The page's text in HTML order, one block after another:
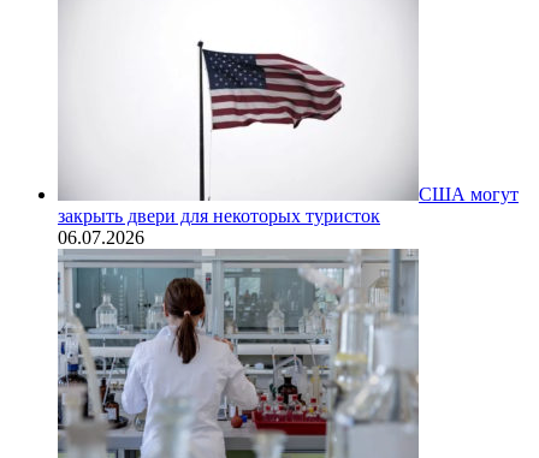
США могут
закрыть двери для некоторых туристок
06.07.2026